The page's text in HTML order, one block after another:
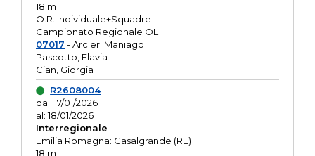
18 m
O.R. Individuale+Squadre
Campionato Regionale OL
07017 - Arcieri Maniago
Pascotto, Flavia
Cian, Giorgia
R2608004
dal: 17/01/2026
al: 18/01/2026
Interregionale
Emilia Romagna: Casalgrande (RE)
18 m